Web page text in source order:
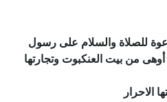
للصلاة والسلام على رسول
من بيت العنكبوت وتجارتها
الاحرار